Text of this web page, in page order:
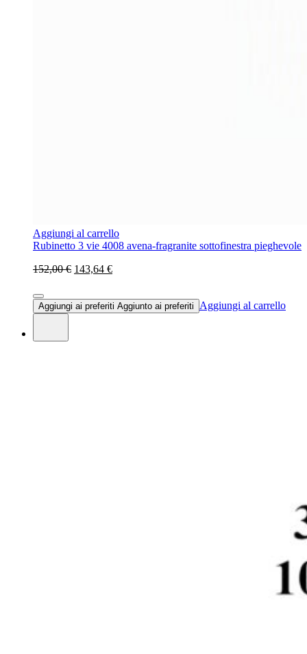
Aggiungi al carrello
Rubinetto 3 vie 4008 avena-fragranite sottofinestra pieghevole
152,00 € 143,64 €
Aggiungi ai preferiti Aggiunto ai preferiti Aggiungi al carrello